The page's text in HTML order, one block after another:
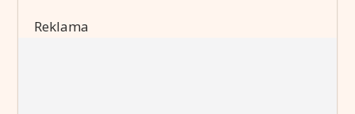
Reklama